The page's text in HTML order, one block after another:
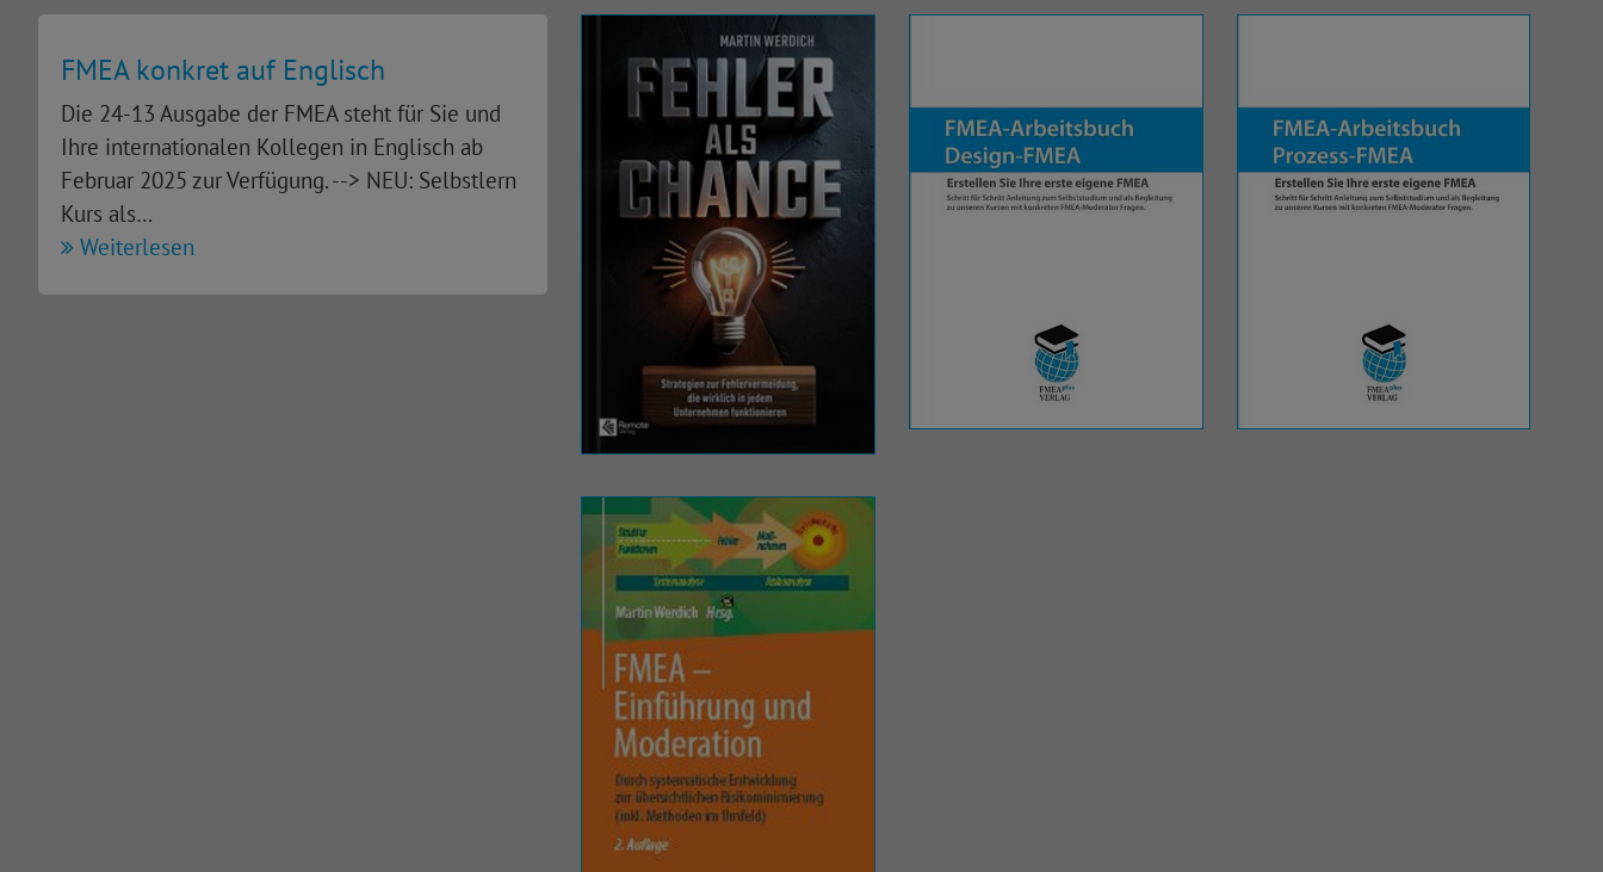
FMEA konkret auf Englisch
Die 24-13 Ausgabe der FMEA steht für Sie und
Ihre internationalen Kollegen in Englisch ab
Februar 2025 zur Verfügung. --> NEU: Selbstlern
Kurs als…
Weiterlesen